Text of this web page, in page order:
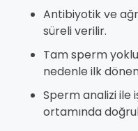
Antibiyotik ve
süreli verilir.
Tam sperm
nedenle ilk
Sperm analizi ile
ortamında